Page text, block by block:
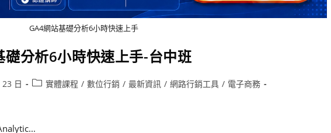
GA4網站基礎分析6小時快速上手
礎分析6小時快速上手-台中班
日 實體課程 / 數位行銷 / 最新資訊 / 網路行銷工具 / 電子商務